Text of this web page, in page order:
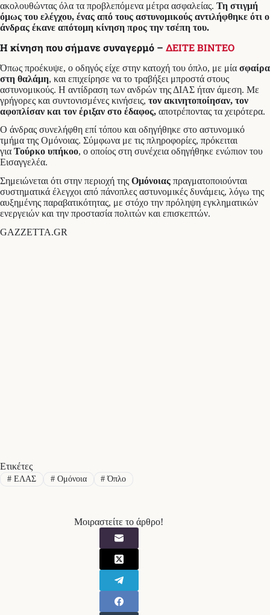
ακολουθώντας όλα τα προβλεπόμενα μέτρα ασφαλείας. Τη στιγμή
όμως του ελέγχου, ένας από τους αστυνομικούς αντιλήφθηκε ότι ο
άνδρας έκανε απότομη κίνηση προς την τσέπη του.
Η κίνηση που σήμανε συναγερμό – ΔΕΙΤΕ ΒΙΝΤΕΟ
Όπως προέκυψε, ο οδηγός είχε στην κατοχή του όπλο, με μία σφαίρα
στη θαλάμη, και επιχείρησε να το τραβήξει μπροστά στους
αστυνομικούς. Η αντίδραση των ανδρών της ΔΙΑΣ ήταν άμεση. Με
γρήγορες και συντονισμένες κινήσεις, τον ακινητοποίησαν, τον
αφοπλίσαν και τον έριξαν στο έδαφος, αποτρέποντας τα χειρότερα.
Ο άνδρας συνελήφθη επί τόπου και οδηγήθηκε στο αστυνομικό
τμήμα της Ομόνοιας. Σύμφωνα με τις πληροφορίες, πρόκειται
για Τούρκο υπήκοο, ο οποίος στη συνέχεια οδηγήθηκε ενώπιον του
Εισαγγελέα.
Σημειώνεται ότι στην περιοχή της Ομόνοιας πραγματοποιούνται
συστηματικά έλεγχοι από πάνοπλες αστυνομικές δυνάμεις, λόγω της
αυξημένης παραβατικότητας, με στόχο την πρόληψη εγκληματικών
ενεργειών και την προστασία πολιτών και επισκεπτών.
GAZZETTA.GR
Ετικέτες
#ΕΛΑΣ #Ομόνοια # Όπλο
Μοιραστείτε το άρθρο!